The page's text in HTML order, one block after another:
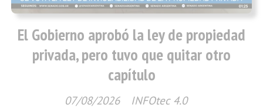
El Gobierno aprobó la ley de propiedad
privada, pero tuvo que quitar otro
capítulo
INFOtec 4.0
07/08/2026